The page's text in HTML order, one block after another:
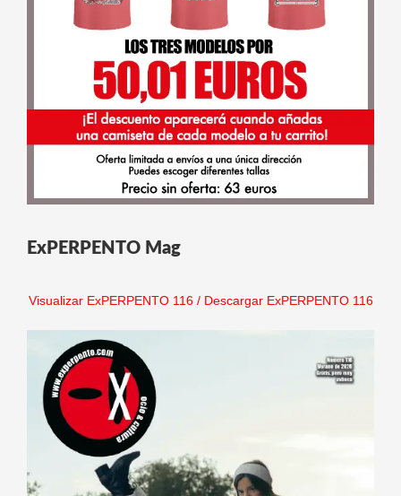
ExPERPENTO Mag
Visualizar ExPERPENTO 116/ Descargar ExPERPENTO 116